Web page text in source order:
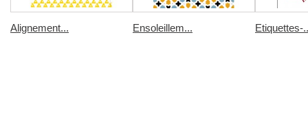
Alignement... Ensoleillem... Etiquettes-